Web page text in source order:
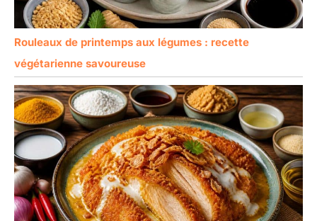
Rouleaux de printemps aux légumes : recette
végétarienne savoureuse